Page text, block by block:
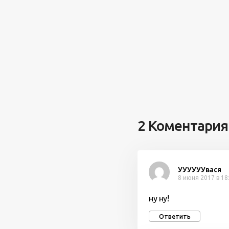
2 Коментария
УУУУУУвася
8 июня 2017 в
ну ну!
Ответить